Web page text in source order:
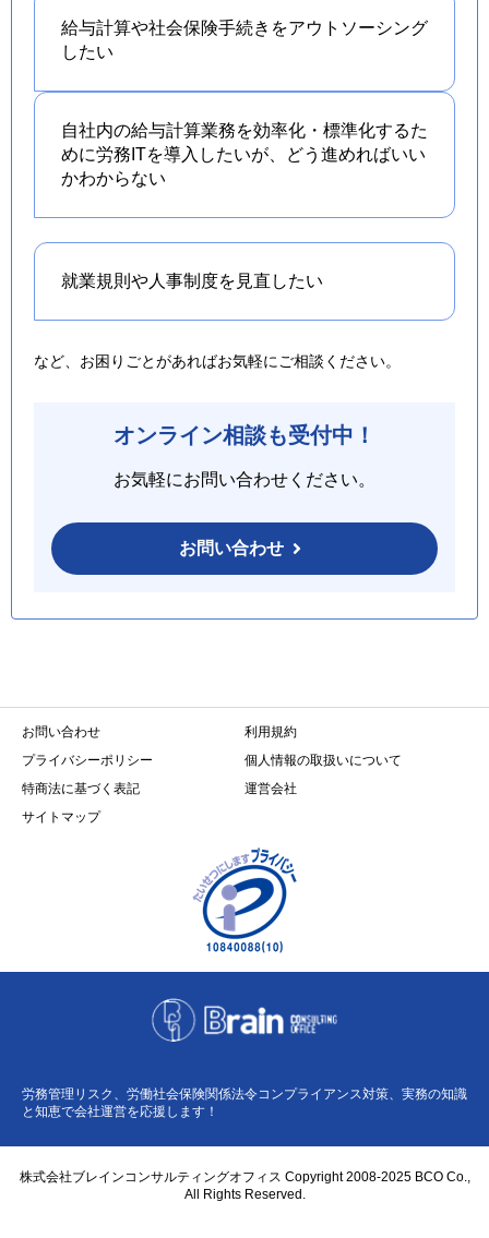
給与計算や社会保険手続きをアウトソーシング
したい
自社内の給与計算業務を効率化・標準化するた
めに労務ITを導入したいが、どう進めればいい
かわからない
就業規則や人事制度を 見直したい
など、お困りごとがあればお気軽にご相談ください。
オンライン相談も受付中！
お気軽にお問い合わせください。
お問い合わせ
お問い合わせ
利用規約
プライバシーポリシー
個人情報の取扱いについて
特商法に基づく表記
運営会社
サイトマップ
労務管理リスク、労働社会保険関係法令コンプライアンス対策、実務の知識
と知恵で会社運営を応援します！
株式会社ブレインコンサルティングオフィス Copyright 2008-2025 BCO Co.,
All Rights Reserved.